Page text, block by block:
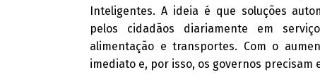
Inteligentes. A ideia é que soluções
pelos cidadãos diariamente em
alimentação e transportes. Com o
imediato e, por isso, os governos precisam